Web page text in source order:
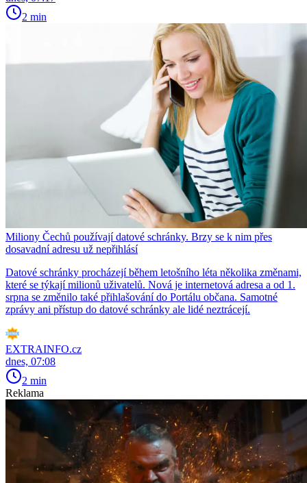
2 min
Miliony Čechů používají datové schránky. Brzy se k nim přes
dosavadní adresu už nepřihlásí
Datové schránky procházejí během letošního léta několika změnami,
které se týkají milionů uživatelů. Nová je internetová adresa a od 1.
srpna se změnilo také přihlašování do Portálu občana. Samotné
zprávy ani přístup do datové schránky ale lidé neztrácejí.
EXTRAINFO.cz
dnes, 07:08
2 min
Reklama